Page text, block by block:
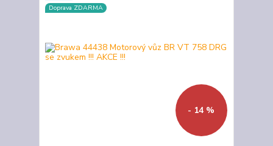
Doprava ZDARMA
- 14 %